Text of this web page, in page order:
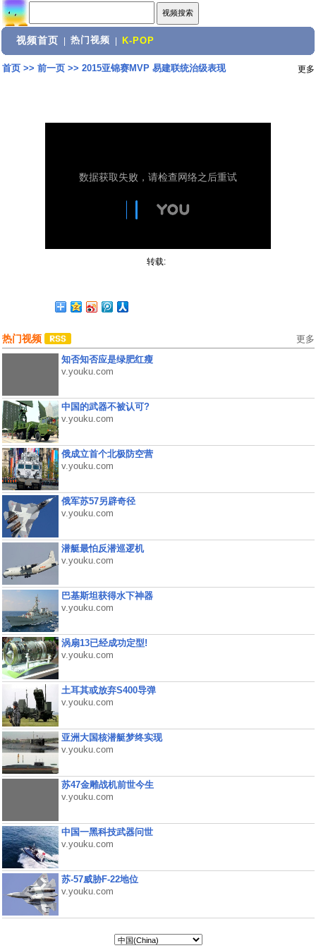
视频首页 热门视频 K-POP
首页>> 前一页>> 2015亚锦赛MVP 易建联统治级表现 更多
转载:
热门视频 更多
知否知否应是绿肥红瘦
v.youku.com
中国的武器不被认可?
v.youku.com
俄成立首个北极防空营
v.youku.com
俄军苏57另辟奇径
v.youku.com
潜艇最怕反潜巡逻机
v.youku.com
巴基斯坦获得水下神器
v.youku.com
涡扇13已经成功定型!
v.youku.com
土耳其或放弃S400导弹
v.youku.com
亚洲大国核潜艇梦终实现
v.youku.com
苏47金雕战机前世今生
v.youku.com
中国一黑科技武器问世
v.youku.com
苏-57威胁F-22地位
v.youku.com